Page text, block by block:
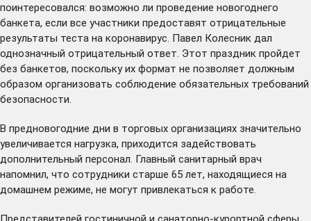
поинтересовался: возможно ли проведение новогоднего
банкета, если все участники предоставят отрицательные
результаты теста на коронавирус. Павел Колесник дал
однозначный отрицательный ответ. Этот праздник пройдет
без банкетов, поскольку их формат не позволяет должным
образом организовать соблюдение обязательных требований
безопасности.
В предновогодние дни в торговых организациях значительно
увеличивается нагрузка, приходится задействовать
дополнительный персонал. Главный санитарный врач
напомнил, что сотрудники старше 65 лет, находящиеся на
домашнем режиме, не могут привлекаться к работе.